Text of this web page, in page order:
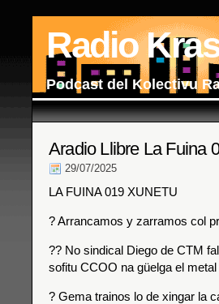
Radio
Podcast del Kolectivu
Aradio Llibre La Fuina
29/07/2025
LA FUINA 019 XUNETU
? Arrancamos y zarramos col
?? No sindical Diego de CTM
sofitu CCOO na güelga el metal
? Gema trainos lo de xingar la